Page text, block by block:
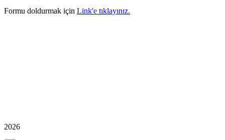
Formu doldurmak için Link'e tıklayınız.
2026